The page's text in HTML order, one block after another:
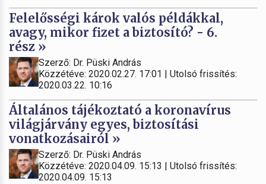
Felelősségi károk valós példákkal,
avagy, mikor fizet a biztosító? - 6.
rész »
Szerző: Dr. Püski András
Közzétéve: 2020.02.27. 17:01 | Utolsó frissítés:
2020.03.22. 10:16
Általános tájékoztató a koronavírus
világjárvány egyes, biztosítási
vonatkozásairól »
Szerző: Dr. Püski András
Közzétéve: 2020.04.09. 15:13 | Utolsó frissítés:
2020.04.09. 15:13